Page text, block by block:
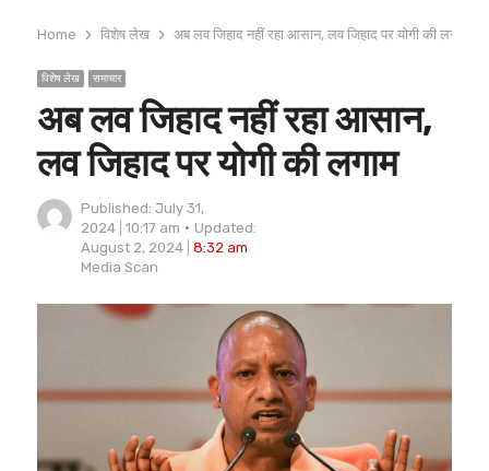
Home विशेष लेख अब लव जिहाद नहीं रहा आसान, लव जिहाद पर योगी की लगाम
विशेष लेख समाचार
अब लव जिहाद नहीं रहा आसान,
लव जिहाद पर योगी की लगाम
Published: July 31,
2024
10:17 am
Updated:
August 2, 2024
8:32 am
Author
Media Scan